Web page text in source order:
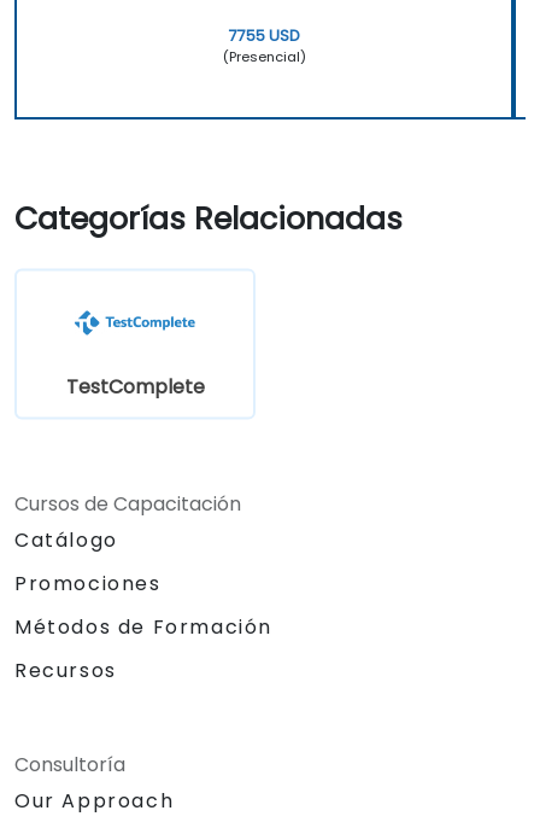
7755 USD
(Presencial)
Categorías Relacionadas
TestComplete
Cursos de Capacitación
Catálogo
Promociones
Métodos de Formación
Recursos
Consultoría
Our Approach